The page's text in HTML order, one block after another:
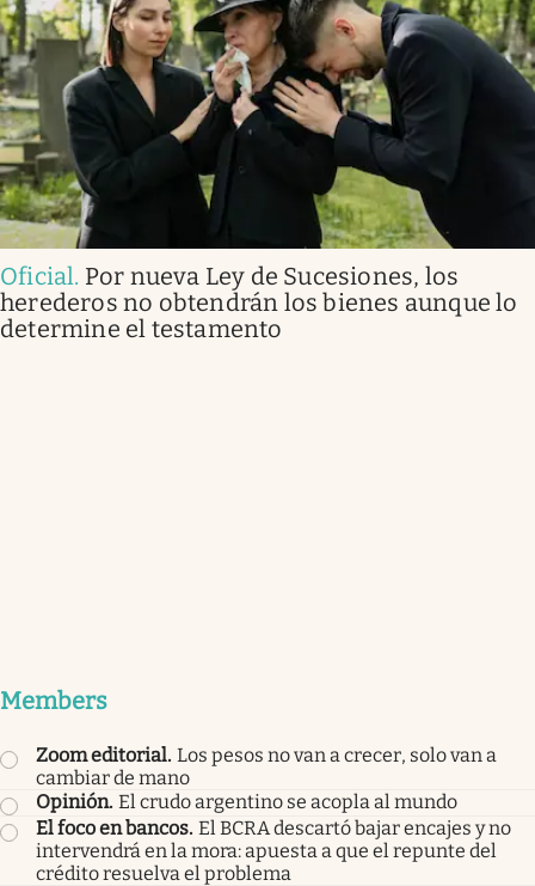
Oficial. Por nueva Ley de Sucesiones, los
herederos no obtendrán los bienes aunque lo
determine el testamento
Members
Zoom editorial. Los pesos no van a crecer, solo van a
cambiar de mano
Opinión. El crudo argentino se acopla al mundo
El foco en bancos. El BCRA descartó bajar encajes y no
intervendrá en la mora: apuesta a que el repunte del
crédito resuelva el problema